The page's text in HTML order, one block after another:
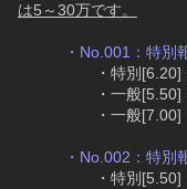
は5～30万です。
・No.001：特別
・特別[6.20]：リ
・一般[5.50]：ガ
・一般[7.00]：高
・No.002：特別
・特別[5.50]：壊